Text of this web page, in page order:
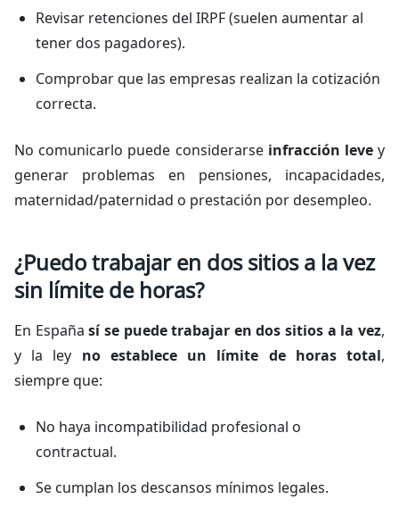
Revisar retenciones del IRPF (suelen aumentar al
tener dos pagadores).
Comprobar que las empresas realizan la cotización
correcta.
No comunicarlo puede considerarse infracción levey
generar problemas en pensiones, incapacidades,
maternidad/paternidad o prestación por desempleo.
¿Puedo trabajar en dos sitios a la vez
sin límite de horas?
En Españasí se puede trabajar en dos sitios a la vez,
y la ley no establece un límite de horas total,
siempre que:
No haya incompatibilidad profesional o
contractual.
Se cumplan los descansos mínimos legales.